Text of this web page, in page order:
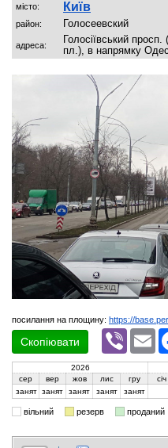
місто: Київ
район: Голосеевский
адреса:
Голосіївський просп.
пл.), в напрямку
посилання на площину: https://
Скопіювати
Viber
2026
сер
вер жов лис гру січ
занят занят занят занят занят
вільний резерв проданий